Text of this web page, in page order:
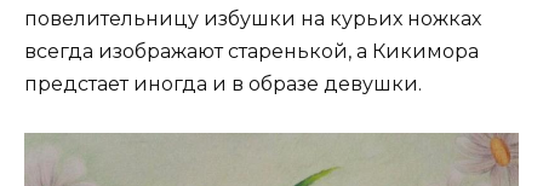
повелительницу избушки на курьих ножках
всегда изображают старенькой, а Кикимора
предстает иногда и в образе девушки.